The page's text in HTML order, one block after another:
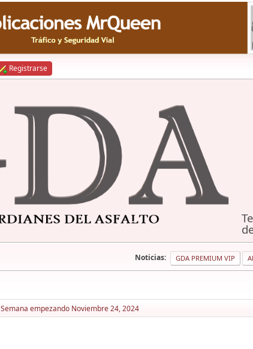
Registrarse
Noticias: GDA PREMIUM VIP
Semana empezando Noviembre 24, 2024